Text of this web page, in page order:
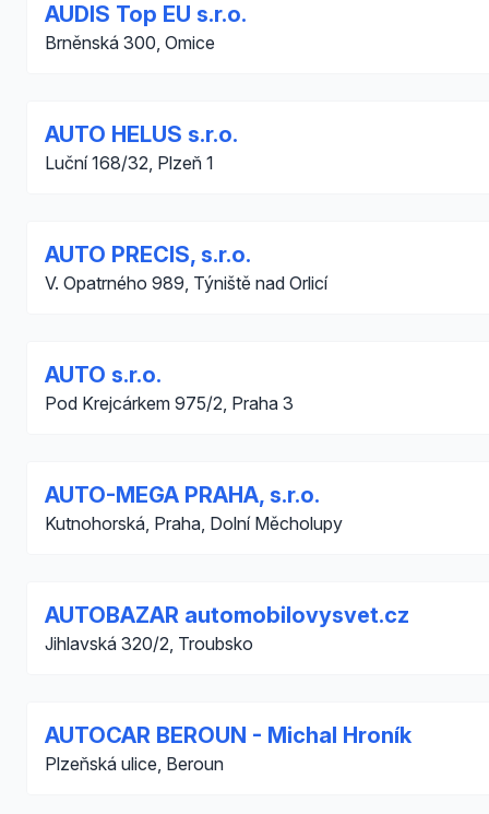
AUDIS Top EU s.r.o.
Brněnská 300, Omice
AUTO HELUS s.r.o.
Luční 168/32, Plzeň 1
AUTO PRECIS, s.r.o.
V. Opatrného 989, Týniště nad Orlicí
AUTO s.r.o.
Pod Krejcárkem 975/2, Praha 3
AUTO-MEGA PRAHA, s.r.o.
Kutnohorská, Praha, Dolní Měcholupy
AUTOBAZAR automobilovysvet.cz
Jihlavská 320/2, Troubsko
AUTOCAR BEROUN - Michal Hroník
Plzeňská ulice, Beroun